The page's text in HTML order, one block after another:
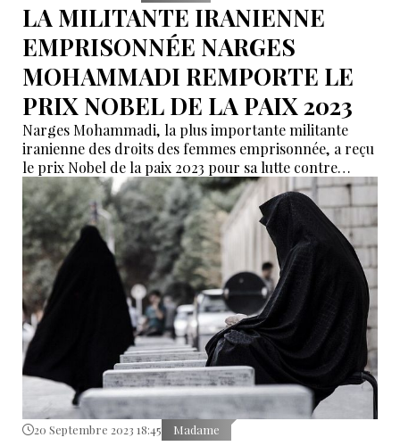
LA MILITANTE IRANIENNE
EMPRISONNÉE NARGES
MOHAMMADI REMPORTE LE
PRIX NOBEL DE LA PAIX 2023
Narges Mohammadi, la plus importante militante
iranienne des droits des femmes emprisonnée, a reçu
le prix Nobel de la paix 2023 pour sa lutte contre
l'oppression des femmes dans le pays.
20 Septembre 2023 18:45 Madame